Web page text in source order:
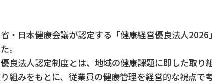
・日本健康会議が認定する「健康経営優良法人
。
良法人認定制度とは、地域の健康課題に即した取り
組みをもとに、従業員の健康管理を経営的な視点で